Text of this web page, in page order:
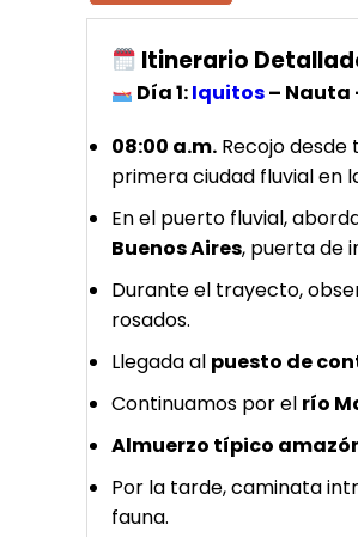
Itinerario
Día 1:Iquitos– Nauta
08:00 a.m. Recojo
primera ciudad fluvial en
En el puerto fluvial,
Buenos Aires, puerta de
Durante el trayecto,
rosados.
Llegada al puesto de
Continuamos por el río
Almuerzo típico
Por la tarde, caminata
fauna.